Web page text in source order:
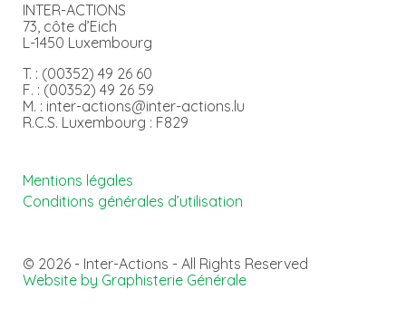
INTER-ACTIONS
73, côte d’Eich
L-1450 Luxembourg
T. : (00352) 49 26 60
F. : (00352) 49 26 59
M. : inter-actions@inter-actions.lu
R.C.S. Luxembourg : F829
Mentions légales
Conditions générales d’utilisation
© 2026 - Inter-Actions - All Rights Reserved
Website by Graphisterie Générale